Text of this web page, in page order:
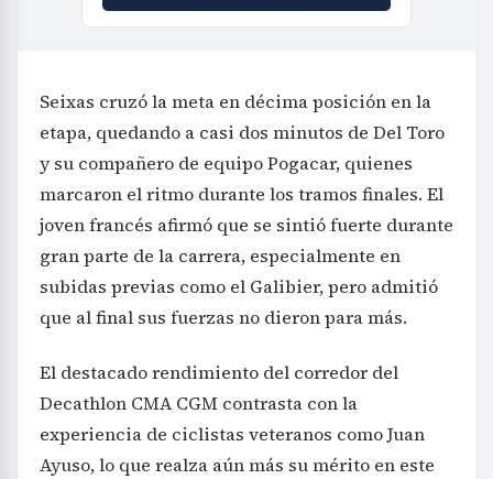
Seixas cruzó la meta en décima posición en la
etapa, quedando a casi dos minutos de Del Toro
y su compañero de equipo Pogacar, quienes
marcaron el ritmo durante los tramos finales. El
joven francés afirmó que se sintió fuerte durante
gran parte de la carrera, especialmente en
subidas previas como el Galibier, pero admitió
que al final sus fuerzas no dieron para más.
El destacado rendimiento del corredor del
Decathlon CMA CGM contrasta con la
experiencia de ciclistas veteranos como Juan
Ayuso, lo que realza aún más su mérito en este